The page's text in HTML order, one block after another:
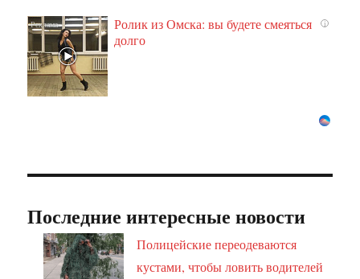
i
Ролик из Омска: вы будете смеяться
долго
Последние интересные новости
Полицейские переодеваются
кустами, чтобы ловить водителей